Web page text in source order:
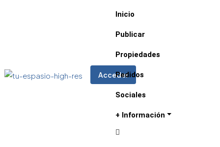
Acceder
Inicio
Publicar
Propiedades
Pedidos
Sociales
+ Información